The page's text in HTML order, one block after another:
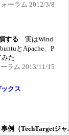
ォーラム 2012/3/8
する 実はWind
とApache、P
た
ーラム 2013/11/15
クス